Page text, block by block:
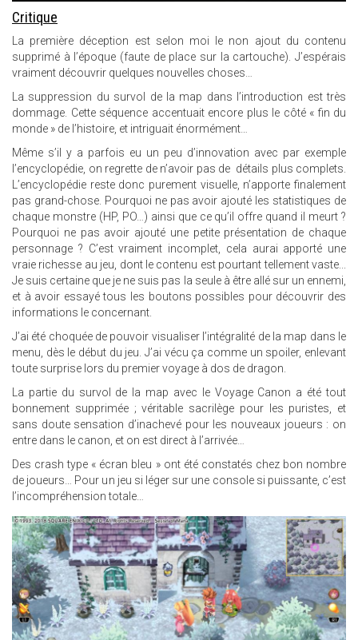
Critique
La première déception est selon moi le non ajout du contenu
supprimé à l’époque (faute de place sur la cartouche). J’espérais
vraiment découvrir quelques nouvelles choses…
La suppression du survol de la map dans l’introduction est très
dommage. Cette séquence accentuait encore plus le côté « fin du
monde » de l’histoire, et intriguait énormément…
Même s’il y a parfois eu un peu d’innovation avec par exemple
l’encyclopédie, on regrette de n’avoir pas de détails plus complets.
L’encyclopédie reste donc purement visuelle, n’apporte finalement
pas grand-chose. Pourquoi ne pas avoir ajouté les statistiques de
chaque monstre (HP, PO…) ainsi que ce qu’il offre quand il meurt ?
Pourquoi ne pas avoir ajouté une petite présentation de chaque
personnage ? C’est vraiment incomplet, cela aurai apporté une
vraie richesse au jeu, dont le contenu est pourtant tellement vaste...
Je suis certaine que je ne suis pas la seule à être allé sur un ennemi,
et à avoir essayé tous les boutons possibles pour découvrir des
informations le concernant.
J’ai été choquée de pouvoir visualiser l’intégralité de la map dans le
menu, dès le début du jeu. J’ai vécu ça comme un spoiler, enlevant
toute surprise lors du premier voyage à dos de dragon.
La partie du survol de la map avec le Voyage Canon a été tout
bonnement supprimée ; véritable sacrilège pour les puristes, et
sans doute sensation d’inachevé pour les nouveaux joueurs : on
entre dans le canon, et on est direct à l’arrivée…
Des crash type « écran bleu » ont été constatés chez bon nombre
de joueurs… Pour un jeu si léger sur une console si puissante, c’est
l’incompréhension totale…
22.JPG